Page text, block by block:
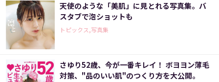
天使のような「美肌」に見とれる写真集。バ
スタブで泡ショットも
トピックス,写真集
さゆり52歳、今が一番キレイ！ ボヨヨン薄毛
対策、"品のいい肌"のつくり方を大公開。